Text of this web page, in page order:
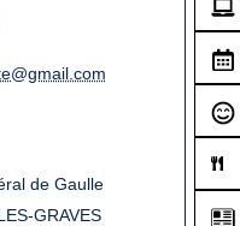
de Gaulle
GRAVES